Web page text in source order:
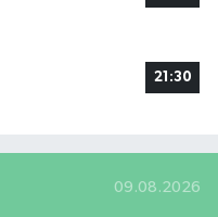
21:30
09.08.2026